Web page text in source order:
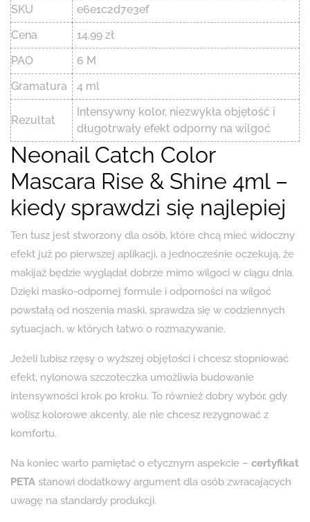
SKU
e6e1c2d7e3ef
Cena
14.99 zł
PAO
6 M
Gramatura
4 ml
Rezultat
Intensywny kolor, niezwykła objętość i
długotrwały efekt odporny na wilgoć
Neonail Catch Color
Mascara Rise & Shine 4ml –
kiedy sprawdzi się najlepiej
Ten tusz jest stworzony dla osób, które chcą mieć widoczny
efekt już po pierwszej aplikacji, a jednocześnie oczekują, że
makijaż będzie wyglądał dobrze mimo wilgoci w ciągu dnia.
Dzięki masko-odpornej formule i odporności na wilgoć
powstałą od noszenia maski, sprawdza się w codziennych
sytuacjach, w których łatwo o rozmazywanie.
Jeżeli lubisz rzęsy o wyższej objętości i chcesz stopniować
efekt, nylonowa szczoteczka umożliwia budowanie
intensywności krok po kroku. To również dobry wybór, gdy
wolisz kolorowe akcenty, ale nie chcesz rezygnować z
komfortu.
Na koniec warto pamiętać o etycznym aspekcie – certyfikat
PETA stanowi dodatkowy argument dla osób zwracających
uwagę na standardy produkcji.